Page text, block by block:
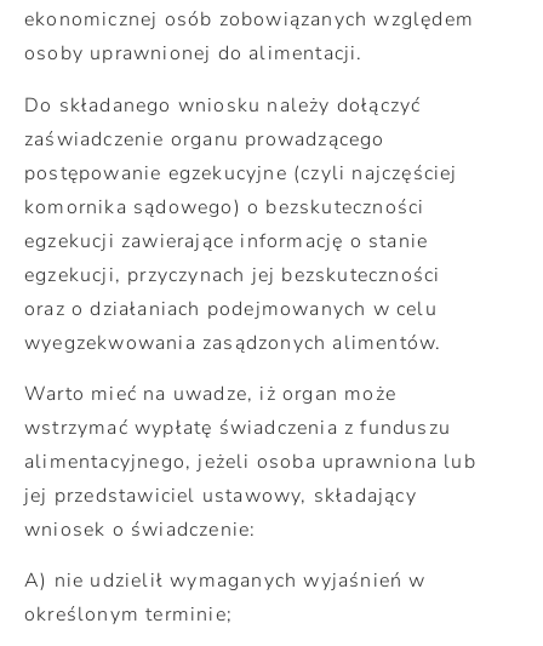
ekonomicznej osób zobowiązanych względem
osoby uprawnionej do alimentacji.
Do składanego wniosku należy dołączyć
zaświadczenie organu prowadzącego
postępowanie egzekucyjne (czyli najczęściej
komornika sądowego) o bezskuteczności
egzekucji zawierające informację o stanie
egzekucji, przyczynach jej bezskuteczności
oraz o działaniach podejmowanych w celu
wyegzekwowania zasądzonych alimentów.
Warto mieć na uwadze, iż organ może
wstrzymać wypłatę świadczenia z funduszu
alimentacyjnego, jeżeli osoba uprawniona lub
jej przedstawiciel ustawowy, składający
wniosek o świadczenie:
A) nie udzielił wymaganych wyjaśnień w
określonym terminie;